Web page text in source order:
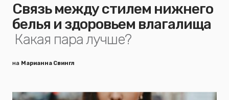
Связь между стилем нижнего
белья и здоровьем влагалища
Какая пара лучше?
на Марианна Свингл